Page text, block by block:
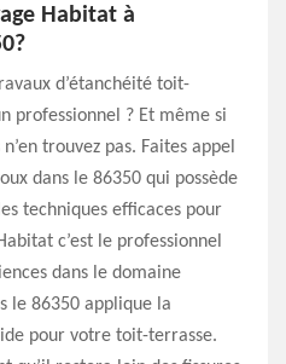
Habitat à
d’étanchéité toit-
professionnel ? Et même si
trouvez pas. Faites appel
dans le 86350 qui possède
techniques efficaces pour
c’est le professionnel
dans le domaine
le 86350 applique la
pour votre toit-terrasse.